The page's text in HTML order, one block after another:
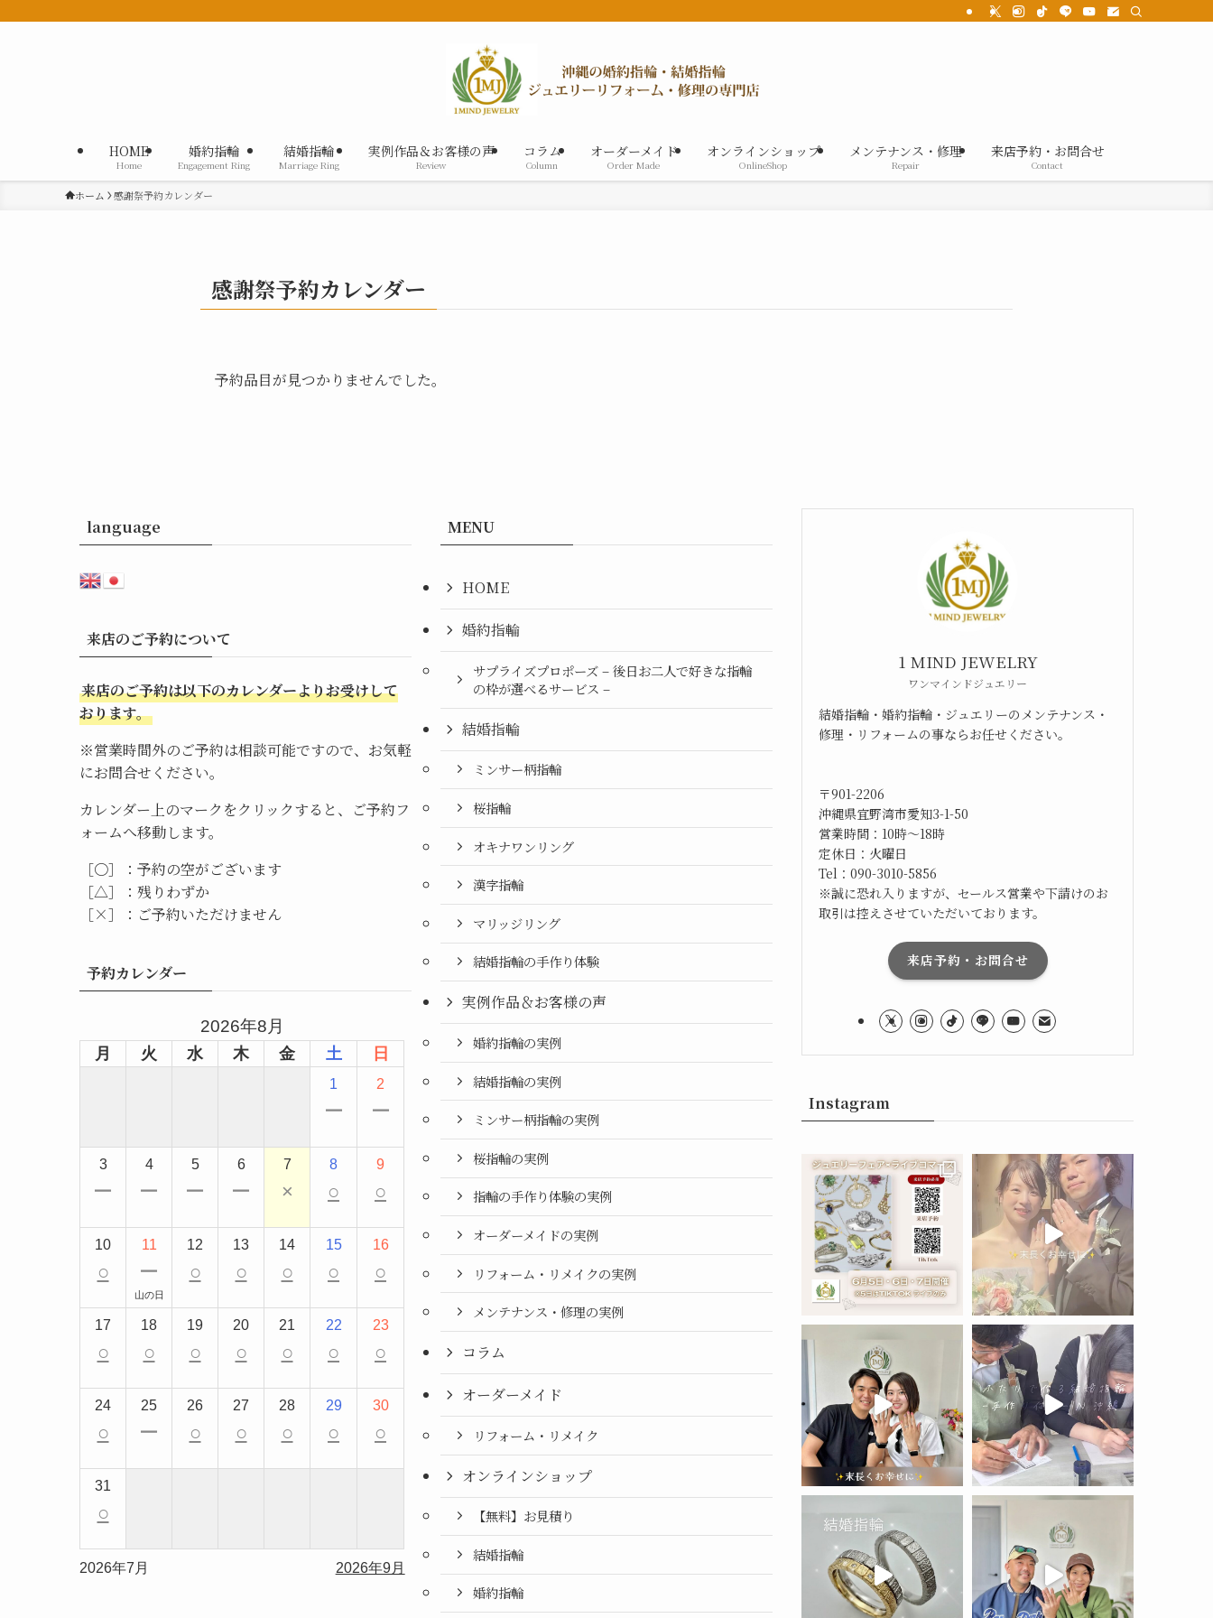
HOME
Home
婚約指輪
Engagement Ring
結婚指輪
Marriage Ring
実例作品＆お客様の声
Review
コラム
Column
オーダーメイド
Order Made
オンラインショップ
OnlineShop
メンテナンス・修理
Repair
来店予約・お問合せ
Contact
ホーム 感謝祭予約カレンダー
感謝祭予約カレンダー
予約品目が見つかりませんでした。
language
来店のご予約について
来店のご予約は以下のカレンダーよりお受けして
おります。
※営業時間外のご予約は相談可能ですので、お気軽
にお問合せください。
カレンダー上のマークをクリックすると、ご予約フ
ォームへ移動します。
［〇］：予約の空がございます
［△］：残りわずか
［×］：ご予約いただけません
予約カレンダー
2026年8月
月 火 水 木 金 土 日
1
ー
2
ー
3
ー
4
ー
5
ー
6
ー
7
×
8
○
9
○
10
○
11
ー
山の日
12
○
13
○
14
○
15
○
16
○
17
○
18
○
19
○
20
○
21
○
22
○
23
○
24
○
25
ー
26
○
27
○
28
○
29
○
30
○
31
○
2026年7月 2026年9月
MENU
HOME
婚約指輪
サプライズプロポーズ – 後日お二人で好きな指輪
の枠が選べるサービス –
結婚指輪
ミンサー柄指輪
桜指輪
オキナワンリング
漢字指輪
マリッジリング
結婚指輪の手作り体験
実例作品＆お客様の声
婚約指輪の実例
結婚指輪の実例
ミンサー柄指輪の実例
桜指輪の実例
指輪の手作り体験の実例
オーダーメイドの実例
リフォーム・リメイクの実例
メンテナンス・修理の実例
コラム
オーダーメイド
リフォーム・リメイク
オンラインショップ
【無料】お見積り
結婚指輪
婚約指輪
1 MIND JEWELRY
ワンマインドジュエリー
結婚指輪・婚約指輪・ジュエリーのメンテナンス・
修理・リフォームの事ならお任せください。
〒901-2206
沖縄県宜野湾市愛知3-1-50
営業時間：10時～18時
定休日：火曜日
Tel：090-3010-5856
※誠に恐れ入りますが、セールス営業や下請けのお
取引は控えさせていただいております。
来店予約・お問合せ
Instagram